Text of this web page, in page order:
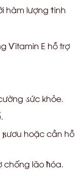
hàm lượng ϯinh
Ѵitamin E hỗ trợ
ડức khỏe.
𐍂ươu hoặc cần hỗ
chống lãoћóa.